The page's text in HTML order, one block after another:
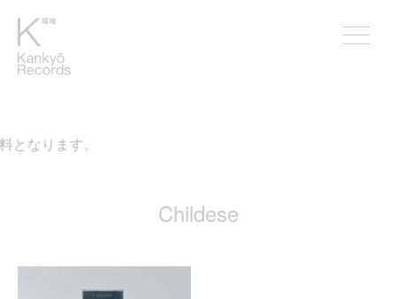
なります。
Childese